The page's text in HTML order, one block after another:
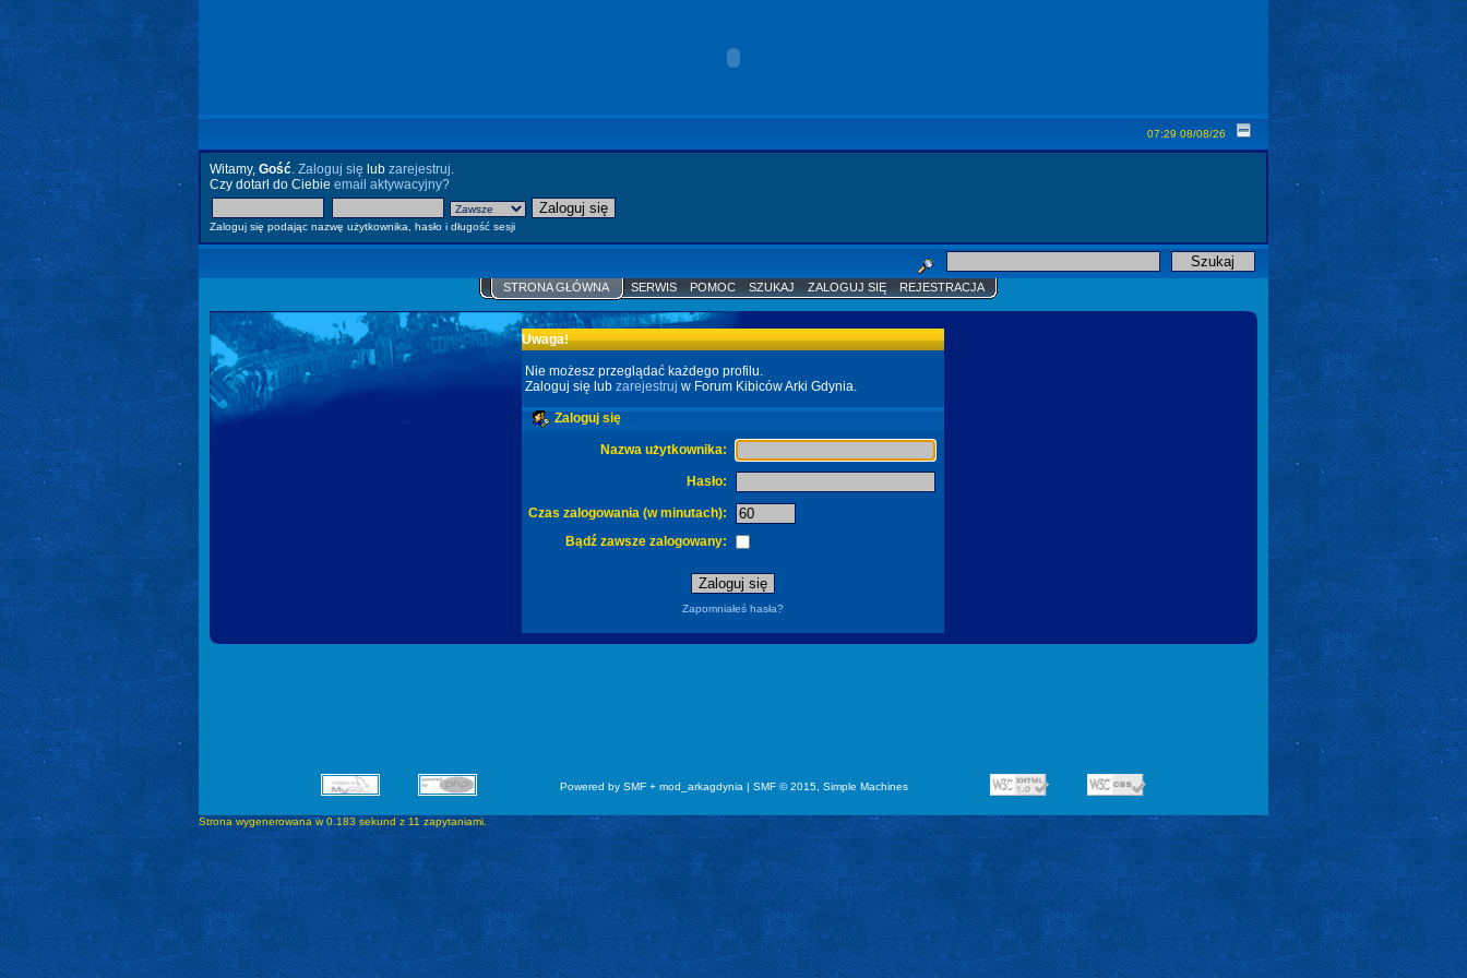
07:29 08/08/26
Witamy, Gość. Zaloguj się lub zarejestruj.
Czy dotarł do Ciebie email aktywacyjny?
Zaloguj się podając nazwę użytkownika, hasło i długość sesji
STRONA GŁÓWNA SERWIS POMOC SZUKAJ ZALOGUJ SIĘ REJESTRACJA
Uwaga!
Nie możesz przeglądać każdego profilu.
Zaloguj się lubzarejestruj w Forum Kibiców Arki Gdynia.
Zaloguj się
Nazwa użytkownika:
Hasło:
Czas zalogowania (w minutach):
Bądź zawsze zalogowany:
Zapomniałeś hasła?
Powered by SMF + mod_arkagdynia | SMF © 2015, Simple Machines
Strona wygenerowana w 0.183 sekund z 11 zapytaniami.